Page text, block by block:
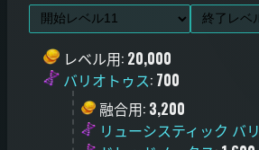
レベル用: 20,000
バリオトゥス: 700
融合用: 3,200
リューシスティック バ